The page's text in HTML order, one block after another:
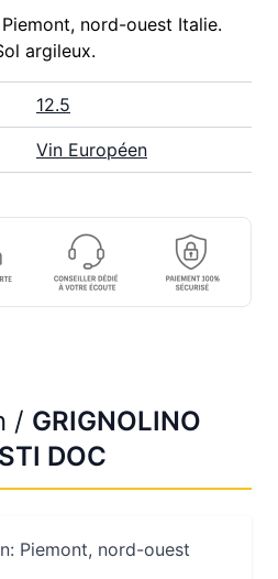
nord-ouest Italie.
argileux.
12.5
Vin Européen
/ GRIGNOLINO
DOC
Piemont, nord-ouest